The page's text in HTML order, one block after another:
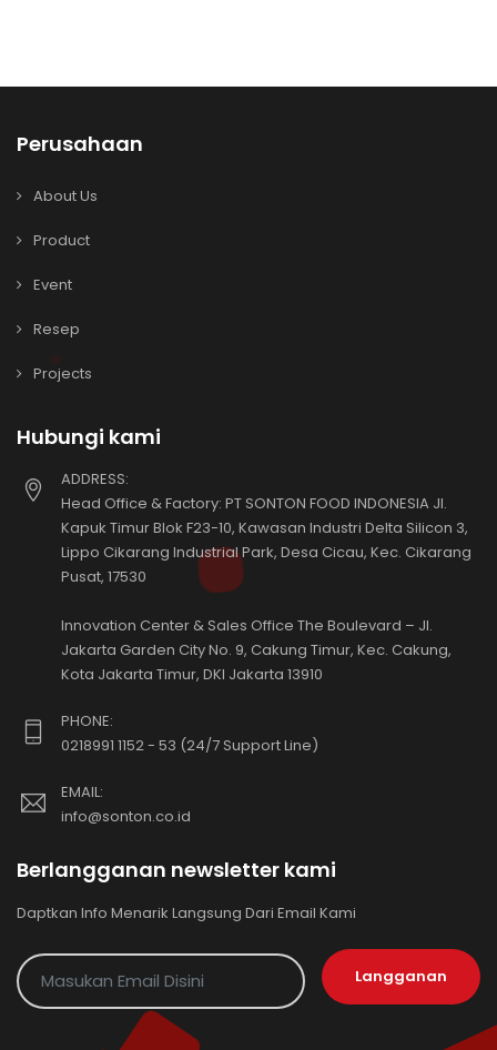
Perusahaan
About Us
Product
Event
Resep
Projects
Hubungi kami
ADDRESS:
Head Office & Factory: PT SONTON FOOD INDONESIA Jl.
Kapuk Timur Blok F23-10, Kawasan Industri Delta Silicon 3,
Lippo Cikarang Industrial Park, Desa Cicau, Kec. Cikarang
Pusat, 17530
Innovation Center & Sales Office The Boulevard – Jl.
Jakarta Garden City No. 9, Cakung Timur, Kec. Cakung,
Kota Jakarta Timur, DKI Jakarta 13910
PHONE:
0218991 1152 - 53 (24/7 Support Line)
EMAIL:
info@sonton.co.id
Berlangganan newsletter kami
Daptkan Info Menarik Langsung Dari Email Kami
Langganan